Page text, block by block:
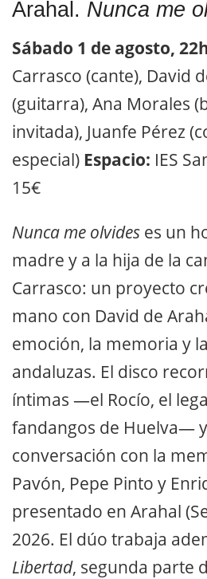
Arahal. Nunca me
Sábado 1 de agosto,
Carrasco (cante), David
(guitarra), Ana Morales
invitada), Juanfe Pérez
especial) Espacio: IES
15€
Nunca me olvides es un
madre y a la hija de la
Carrasco: un proyecto
mano con David de
emoción, la memoria y
andaluzas. El disco
íntimas —el Rocío, el
fandangos de Huelva—
conversación con la
Pavón, Pepe Pinto y
presentado en Arahal
2026. El dúo trabaja
Libertad, segunda parte